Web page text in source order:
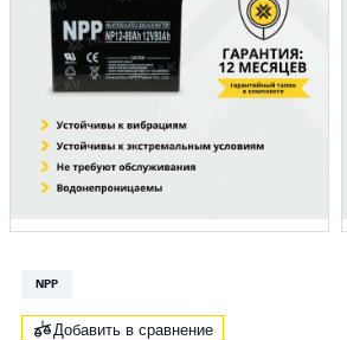
NPP
Добавить в сравнение